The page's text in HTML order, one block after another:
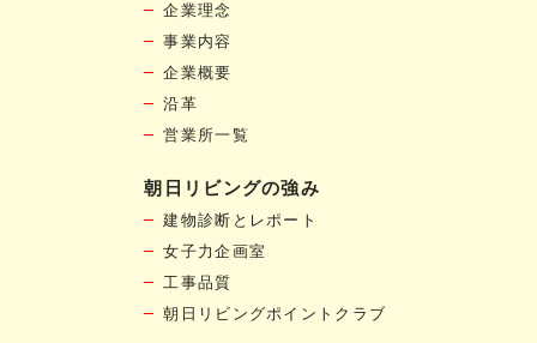
企業理念
事業内容
企業概要
沿革
営業所一覧
朝日リビングの強み
建物診断とレポート
女子力企画室
工事品質
朝日リビングポイントクラブ